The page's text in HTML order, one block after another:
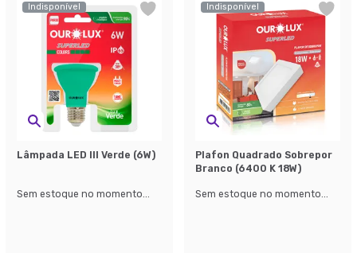
Indisponível
Lâmpada LED III Verde (6W)
Sem estoque no momento...
Indisponível
Plafon Quadrado Sobrepor
Branco (6400 K 18W)
Sem estoque no momento...